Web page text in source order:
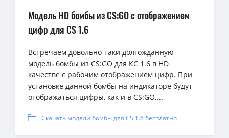
Модель HD бомбы из CS:GO с отображением
цифр для CS 1.6
Встречаем довольно-таки долгожданную
модель бомбы из CS:GO для КС 1.6 в HD
качестве с рабочим отображением цифр. При
установке данной бомбы на индикаторе будут
отображаться цифры, как и в CS:GO....
Скачать модели бомбы для CS 1.6 бесплатно